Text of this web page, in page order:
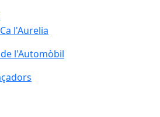
l'Aurelia
l'Automòbil